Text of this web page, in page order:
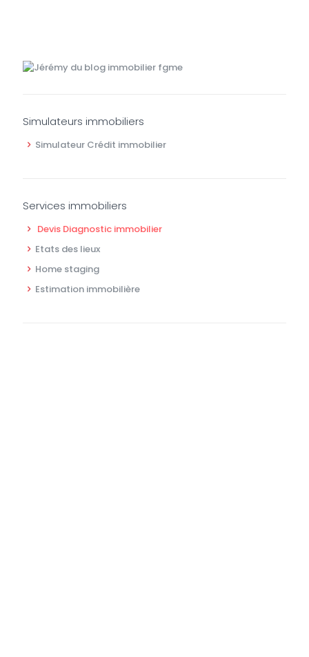
Simulateurs immobiliers
Simulateur Crédit immobilier
Services immobiliers
Devis Diagnostic immobilier
Etats des lieux
Home staging
Estimation immobilière